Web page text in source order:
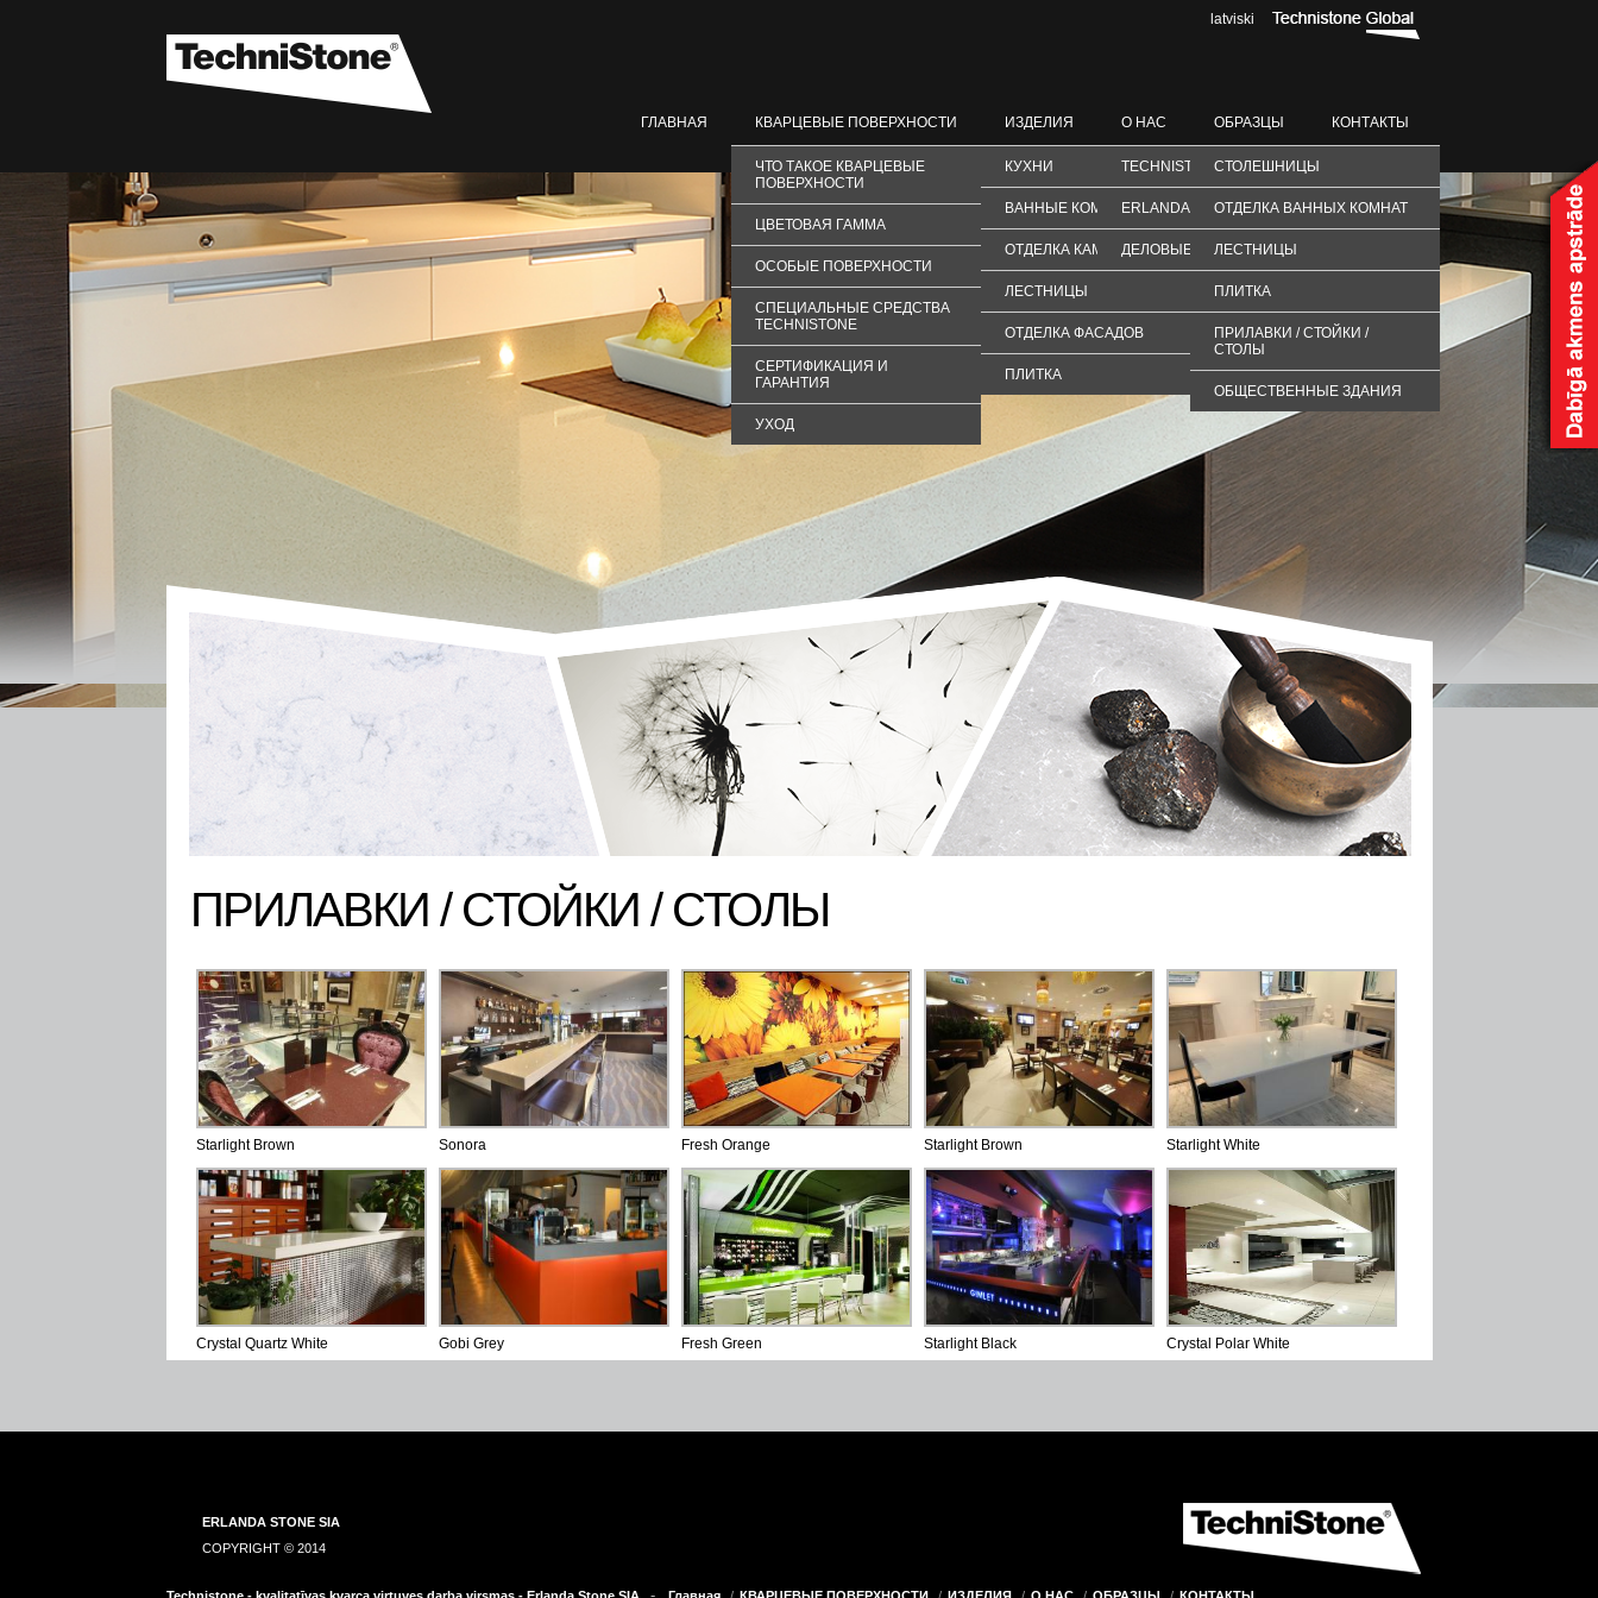
latviski
ГЛАВНАЯ КВАРЦЕВЫЕ ПОВЕРХНОСТИ
ЧТО ТАКОЕ КВАРЦЕВЫЕ
ПОВЕРХНОСТИ
ЦВЕТОВАЯ ГАММА
ОСОБЫЕ ПОВЕРХНОСТИ
СПЕЦИАЛЬНЫЕ СРЕДСТВА
TECHNISTONE
СЕРТИФИКАЦИЯ И
ГАРАНТИЯ
УХОД
ИЗДЕЛИЯ
КУХНИ
ВАННЫЕ КОМНАТЫ
ОТДЕЛКА КАМИНОВ
ЛЕСТНИЦЫ
ОТДЕЛКА ФАСАДОВ
ПЛИТКА
О НАС
TECHNISTONE
ERLANDA STONE
ДЕЛОВЫЕ ПАРТНЕРЫ
ОБРАЗЦЫ
СТОЛЕШНИЦЫ
ОТДЕЛКА ВАННЫХ КОМНАТ
ЛЕСТНИЦЫ
ПЛИТКА
ПРИЛАВКИ / СТОЙКИ /
СТОЛЫ
ОБЩЕСТВЕННЫЕ ЗДАНИЯ
КОНТАКТЫ
ПРИЛАВКИ / СТОЙКИ / СТОЛЫ
Starlight Brown Sonora Fresh Orange Starlight Brown Starlight White
Crystal Quartz White Gobi Grey Fresh Green Starlight Black Crystal Polar White
ERLANDA STONE SIA
COPYRIGHT © 2014